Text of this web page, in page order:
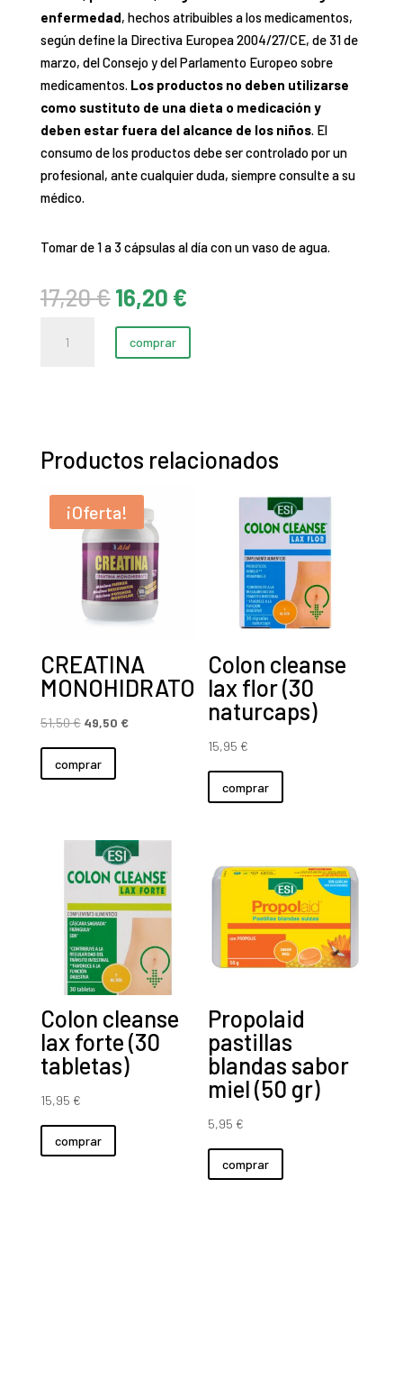
enfermedad, hechos atribuibles a los medicamentos,
según define la Directiva Europea 2004/27/CE, de 31 de
marzo, del Consejo y del Parlamento Europeo sobre
medicamentos. Los productos no deben utilizarse
como sustituto de una dieta o medicación y
deben estar fuera del alcance de los niños. El
consumo de los productos debe ser controlado por un
profesional, ante cualquier duda, siempre consulte a su
médico.
Tomar de 1 a 3 cápsulas al día con un vaso de agua.
17,20€ El
precio
original
era:
16,20 €El
precio
es:
comprar
Productos relacionados
¡Oferta!
CREATINA
MONOHIDRATO
51,50€ El
precio
original
49,50 €El
comprar
Colon cleanse
lax flor (30
naturcaps)
15,95 €
comprar
Colon cleanse
lax forte (30
tabletas)
15,95 €
comprar
Propolaid
pastillas
blandas sabor
miel (50 gr)
5,95 €
comprar